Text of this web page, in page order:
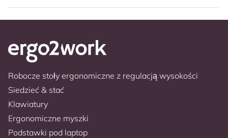
Robocze stoły ergonomiczne z regulacją wysokości
Siedzieć & stać
Klawiatury
Ergonomiczne myszki
Podstawki pod laptop